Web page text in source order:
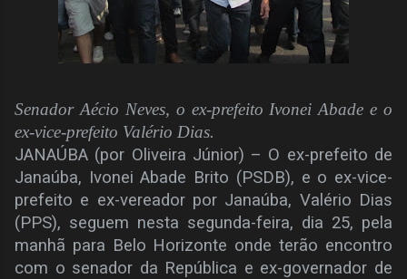
Senador Aécio Neves, o ex-prefeito Ivonei Abade e o
ex-vice-prefeito Valério Dias.
JANAÚBA (por Oliveira Júnior) – O ex-prefeito de
Janaúba, Ivonei Abade Brito (PSDB), e o ex-vice-
prefeito e ex-vereador por Janaúba, Valério Dias
(PPS), seguem nesta segunda-feira, dia 25, pela
manhã para Belo Horizonte onde terão encontro
com o senador da República e ex-governador de